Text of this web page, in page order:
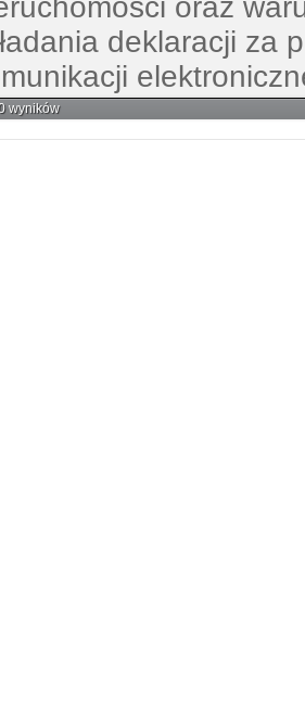
deklaracji za
wyników